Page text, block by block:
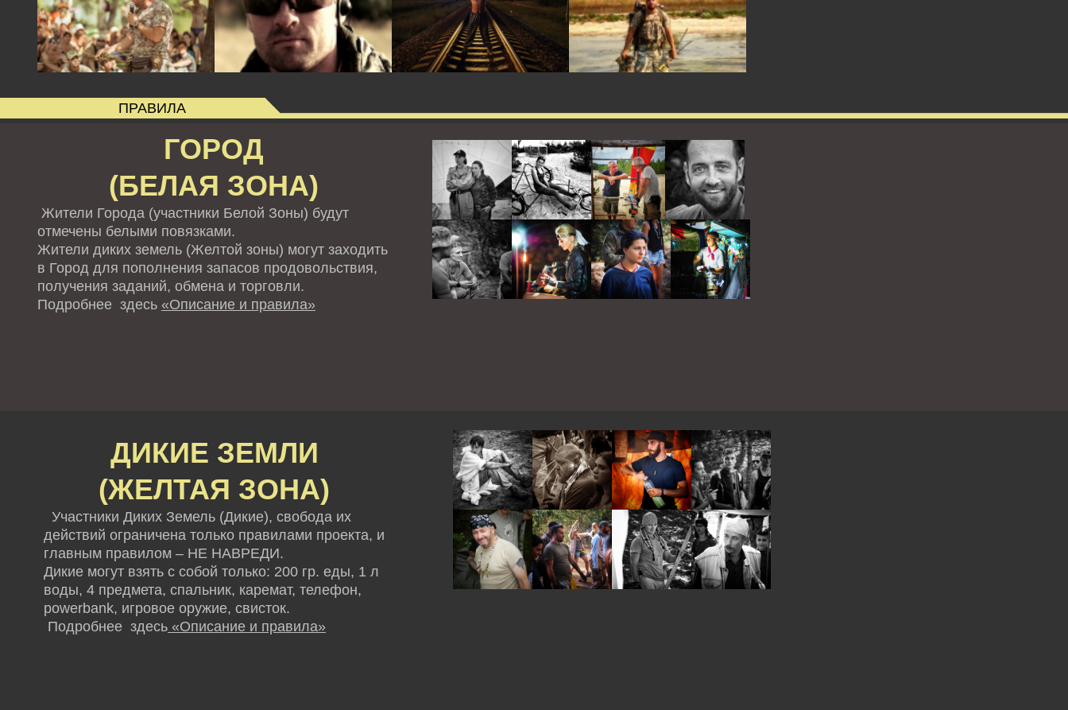
ПРАВИЛА
ГОРОД
(БЕЛАЯ ЗОНА)
Жители Города (участники Белой Зоны) будут
отмечены белыми повязками.
Жители диких земель (Желтой зоны) могут заходить
в Город для пополнения запасов продовольствия,
получения заданий, обмена и торговли.
Подробнее здесь «Описание и правила»
ДИКИЕ ЗЕМЛИ
(ЖЕЛТАЯ ЗОНА)
Участники Диких Земель (Дикие), свобода их
действий ограничена только правилами проекта, и
главным правилом – НЕ НАВРЕДИ.
Дикие могут взять с собой только: 200 гр. еды, 1 л
воды, 4 предмета, спальник, каремат, телефон,
powerbank, игровое оружие, свисток.
Подробнее здесь «Описание и правила»